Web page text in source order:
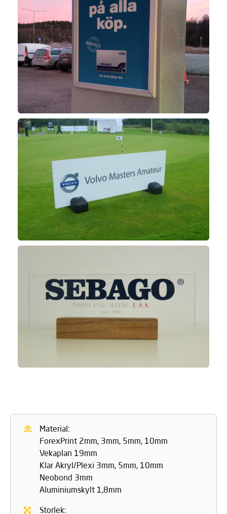
Material:
ForexPrint 2mm, 3mm, 5mm, 10mm
Vekaplan 19mm
Klar Akryl/Plexi 3mm, 5mm, 10mm
Neobond 3mm
Aluminiumskylt 1,8mm
Storlek: